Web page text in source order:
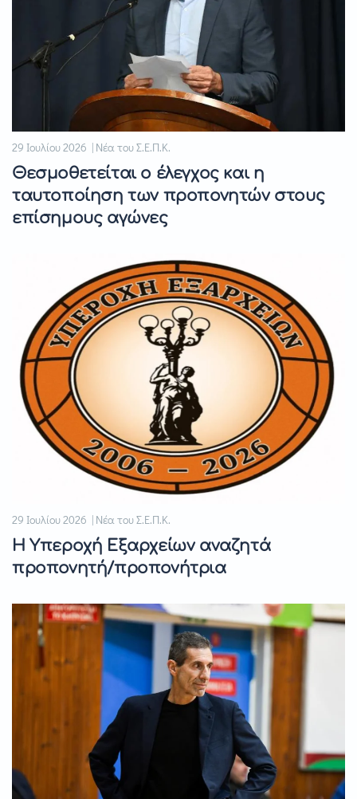
29 Ιουλίου 2026 | Νέα του Σ.Ε.Π.Κ.
Θεσμοθετείται ο έλεγχος και η
ταυτοποίηση των προπονητών στους
επίσημους αγώνες
29 Ιουλίου 2026 | Νέα του Σ.Ε.Π.Κ.
Η Υπεροχή Εξαρχείων αναζητά
προπονητή/προπονήτρια